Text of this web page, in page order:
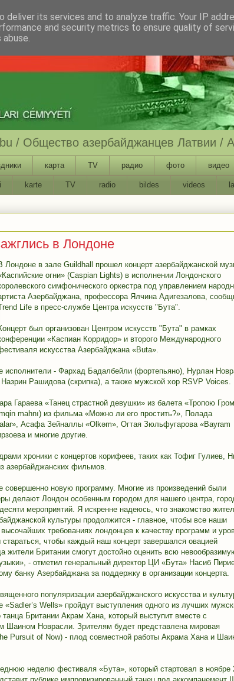
/ Общество азербайджанцев Латвии /
карта TV радио фото видео
karte TV radio bildes videos
в Лондоне
Лондоне в зале Guildhall прошел концерт азербайджанской
огни» (Caspian Lights) в исполнении Лондонского
симфонического оркестра под управлением
Азербайджана, профессора Ялчина Адигезалова,
Life в пресс-службе Центра искусств "Бута".
был организован Центром искусств "Бута" в рамках
«Каспиан Корридор» и второго Международного
искусства Азербайджана «Buta».
исполнители - Фархад Бадалбейли (фортепьяно), Нурлан
Рашидова (скрипка), а также мужской хор RSVP Voices.
Гараева «Танец страстной девушки» из балета «Тропою
mahnı) из фильма «Можно ли его простить?», Полада
Асафа Зейналлы «Olkəm», Огтая Зюльфугарова «Bayram
и многие другие.
хроники с концертов корифеев, таких как Тофиг Гулиев,
азербайджанских фильмов.
совершенно новую программу. Многие из произведений были
делают Лондон особенным городом для нашего центра,
мероприятий. Я искренне надеюсь, что знакомство
культуры продолжится - главное, чтобы все наши
требованиях лондонцев к качеству программ и
чтобы каждый наш концерт завершался овацией
жители Британии смогут достойно оценить всю
- отметил генеральный директор ЦИ «Бута» Насиб
банку Азербайджана за поддержку в организации концерта.
популяризации азербайджанского искусства и
«Sadler’s Wells» пройдут выступления одного из лучших
танца Британии Акрам Хана, который выступит вместе c
Шаином Новрасли. Зрителям будет представлена мировая
Pursuit of Now) - плод совместной работы Акрама Хана и
неделю фестиваля «Бута», который стартовал в ноябре
its services and to analyze traffic. Your IP
and security metrics to ensure quality of